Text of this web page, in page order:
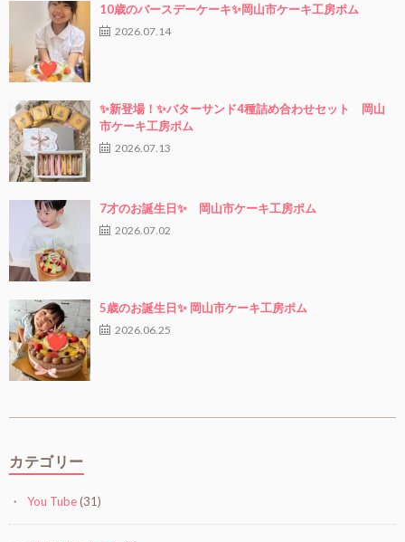
10歳のバースデーケーキ✨岡山市ケーキ工房ポム
2026.07.14
✨新登場！✨バターサンド4種詰め合わせセット 岡山
市ケーキ工房ポム
2026.07.13
7才のお誕生日✨ 岡山市ケーキ工房ポム
2026.07.02
5歳のお誕生日✨ 岡山市ケーキ工房ポム
2026.06.25
カテゴリー
You Tube(31)